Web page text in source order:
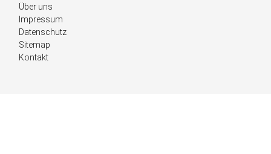
Navigation
überspringen
Über uns
Impressum
Datenschutz
Sitemap
Kontakt